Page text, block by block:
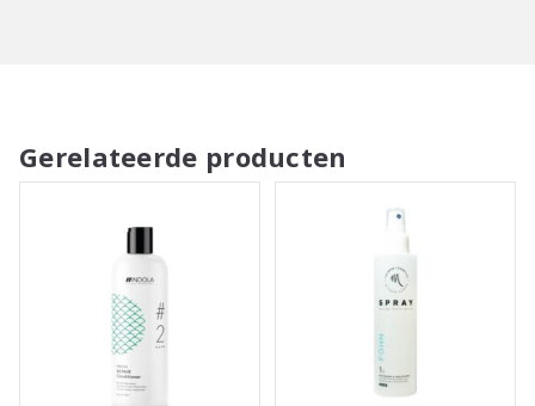
Gerelateerde producten